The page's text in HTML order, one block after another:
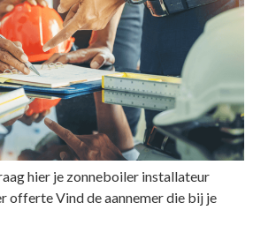
hier je zonneboiler installateur
offerte Vind de aannemer die bij je